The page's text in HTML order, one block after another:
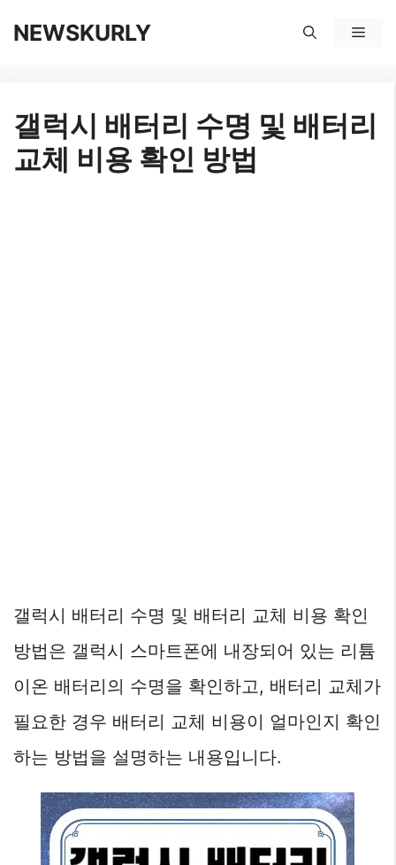
로
NEWSKURLY
메
갤럭시 배터리 수명 및 배터리
교체 비용 확인 방법
갤럭시 배터리 수명 및 배터리 교체 비용 확인
방법은 갤럭시 스마트폰에 내장되어 있는 리튬
이온 배터리의 수명을 확인하고, 배터리 교체가
필요한 경우 배터리 교체 비용이 얼마인지 확인
하는 방법을 설명하는 내용입니다.